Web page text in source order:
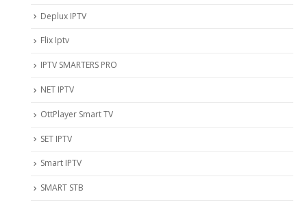
Deplux IPTV
Flix Iptv
IPTV SMARTERS PRO
NET IPTV
OttPlayer Smart TV
SET IPTV
Smart IPTV
SMART STB